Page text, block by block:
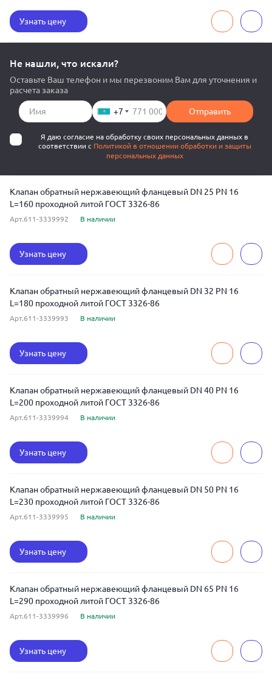
Узнать цену
Не нашли, что искали?
Оставьте Ваш телефон и мы перезвоним Вам для уточнения и
расчета заказа
+7 Отправить
Я даю согласие на обработку своих персональных данных в
соответствии с Политикой в отношении обработки и защиты
персональных данных
Клапан обратный нержавеющий фланцевый DN 25 PN 16
L=160 проходной литой ГОСТ 3326-86
Арт.611-3339992 В наличии
Узнать цену
Клапан обратный нержавеющий фланцевый DN 32 PN 16
L=180 проходной литой ГОСТ 3326-86
Арт.611-3339993 В наличии
Узнать цену
Клапан обратный нержавеющий фланцевый DN 40 PN 16
L=200 проходной литой ГОСТ 3326-86
Арт.611-3339994 В наличии
Узнать цену
Клапан обратный нержавеющий фланцевый DN 50 PN 16
L=230 проходной литой ГОСТ 3326-86
Арт.611-3339995 В наличии
Узнать цену
Клапан обратный нержавеющий фланцевый DN 65 PN 16
L=290 проходной литой ГОСТ 3326-86
Арт.611-3339996 В наличии
Узнать цену